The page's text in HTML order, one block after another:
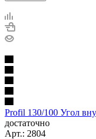
Profil 130/100 Угол
достаточно
Арт.: 2804